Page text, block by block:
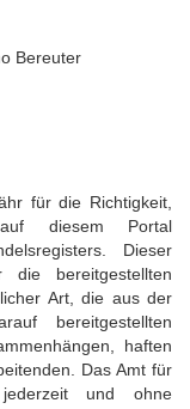
Bereuter
für die Richtigkeit,
diesem Portal
Dieser
bereitgestellten
Art, die aus der
bereitgestellten
haften
Das Amt für
und ohne